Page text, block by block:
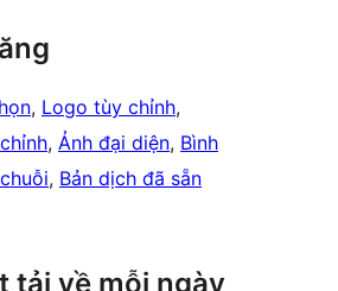
, Logo tùy chỉnh
, Ảnh đại diện, Bình
, Bản dịch đã sẵn
tải về mỗi ngày